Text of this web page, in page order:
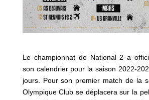
Le championnat de National 2 a
son calendrier pour la saison 2022-
jours. Pour son premier match de la
Olympique Club se déplacera sur la